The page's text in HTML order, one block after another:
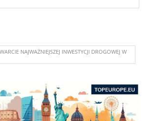
NAJWAŻNIEJSZEJ INWESTYCJI DROGOWEJ W